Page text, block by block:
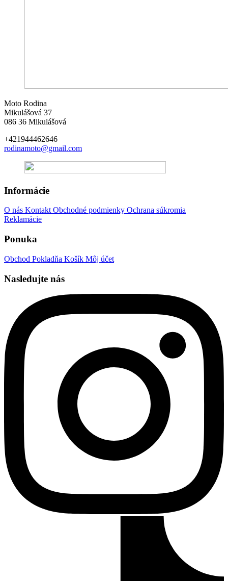
Moto Rodina
Mikulášová 37
086 36 Mikulášová
+421944462646
rodinamoto@gmail.com
Informácie
O nás KontaktObchodné podmienky Ochrana súkromia
Reklamácie
Ponuka
Obchod Pokladňa Košík Môj účet
Nasledujte nás